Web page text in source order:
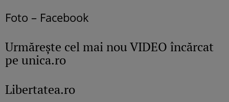
Foto – Facebook
Urmăreşte cel mai nou VIDEO încărcat
pe unica.ro
Libertatea.ro